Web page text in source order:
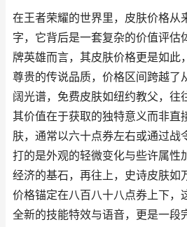
在王者荣耀的世界里，皮肤价格从
字，它背后是一套复杂的价值评估
牌英雄而言，其皮肤价格更是如此
尊贵的传说品质，价格区间跨越了
阔光谱，免费皮肤如纽约教父，往
其价值在于获取的独特意义而非直
肤，通常以六十点券左右或通过战
打的是外观的轻微变化与些许属性
经济的基石，再往上，史诗皮肤如
价格锚定在八百八十八点券上下，
全新的技能特效与语音，更是一段